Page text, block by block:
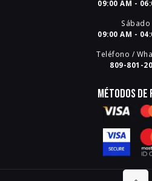
09:00 AM -
Sábado
09:00 AM -
Teléfono /
809-801-
Métodos de